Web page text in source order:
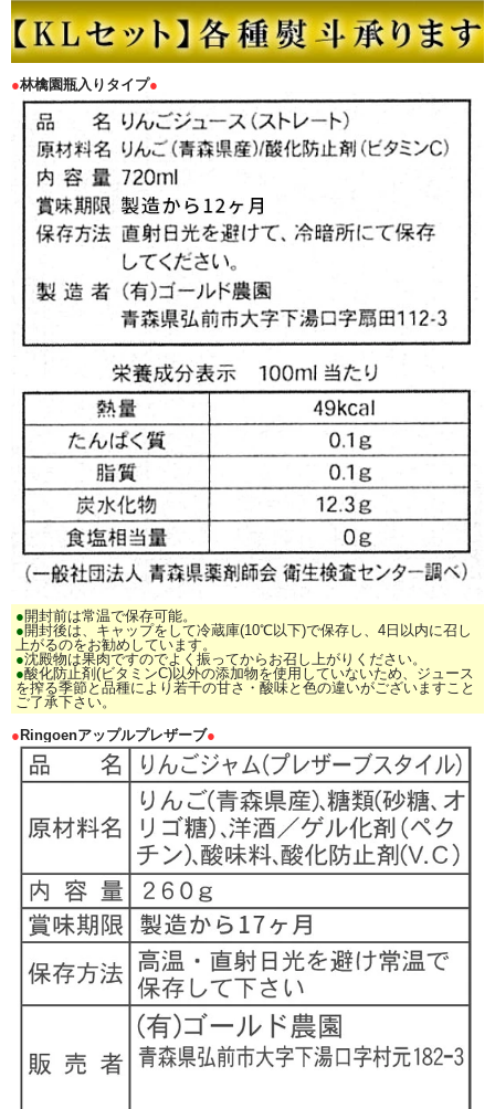
●林檎園瓶入りタイプ●
●開封前は常温で保存可能。
●開封後は、キャップをして冷蔵庫(10℃以下)で保存し、4日以内に召し
上がるのをお勧めしています。
●沈殿物は果肉ですのでよく振ってからお召し上がりください。
●酸化防止剤(ビタミンC)以外の添加物を使用していないため、ジュース
を搾る季節と品種により若干の甘さ・酸味と色の違いがございますこと
ご了承下さい。
● Ringoenアップルプレザーブ●